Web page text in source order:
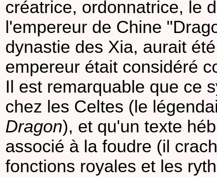
créatrice, ordonnatrice, le
l'empereur de Chine
dynastie des Xia, aurait
empereur était considéré
Il est remarquable que ce
chez les Celtes (le
Dragon), et qu'un texte
associé à la foudre (il
fonctions royales et les